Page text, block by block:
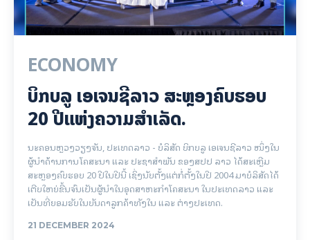
ECONOMY
ບິກບລູ ເອເຈນຊີລາວ ສະຫຼອງຄົບຮອບ
20 ປີແຫ່ງຄວາມສຳເລັດ.
ນະຄອນຫຼວງວຽງຈັນ, ປະເທດລາວ - ບໍລິສັດ ບິກບລູ ເອເຈນຊີລາວ ໜຶ່ງໃນ
ຜູ້ນຳດ້ານການໂຄສະນາ ແລະ ປະຊາສຳພັນ ຂອງສປປ ລາວ ໄດ້ສະເຫຼີມ
ສະຫຼອງຄົບຮອບ 20 ປີໃນປີນີ້ ເຊິ່ງນັບຕັ້ງແຕ່ກໍ່ຕັ້ງໃນປີ 2004 ມາບໍລິສັດໄດ້
ເຕີບໃຫຍ່ຂື້ນຈົນເປັນຜູ້ນຳໃນອຸດສາຫະກຳໂຄສະນາ ໃນປະເທດລາວ ແລະ
ເປັນທີ່ຍອມຮັບໃນບັນດາລູກຄ້າທັງໃນ ແລະ ຕ່າງປະເທດ.
21 DECEMBER 2024